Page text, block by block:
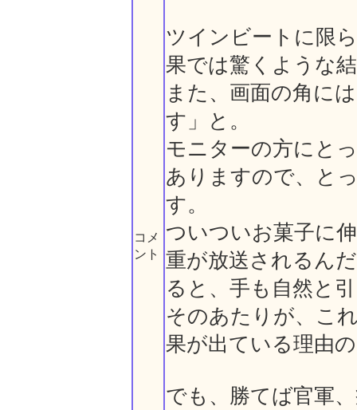
コメ
ント
ツインビートに限
果では驚くような
また、画面の角に
す」と。
モニターの方にと
ありますので、と
す。
ついついお菓子に
重が放送されるん
ると、手も自然と
そのあたりが、こ
果が出ている理由
でも、勝てば官軍